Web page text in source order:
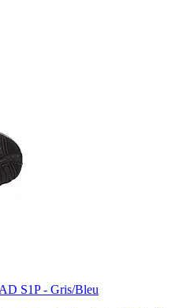
S1P - Gris/Bleu